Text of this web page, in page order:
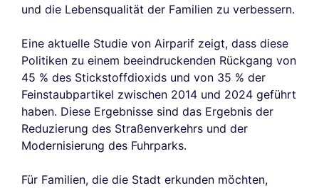
und die Lebensqualität der Familien zu verbessern.
Eine aktuelle Studie von Airparif zeigt, dass diese
Politiken zu einem beeindruckenden Rückgang von
45 % des Stickstoffdioxids und von 35 % der
Feinstaubpartikel zwischen 2014 und 2024 geführt
haben. Diese Ergebnisse sind das Ergebnis der
Reduzierung des Straßenverkehrs und der
Modernisierung des Fuhrparks.
Für Familien, die die Stadt erkunden möchten,